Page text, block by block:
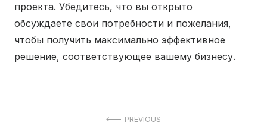
проекта. Убедитесь, что вы открыто
обсуждаете свои потребности и пожелания,
чтобы получить максимально эффективное
решение, соответствующее вашему бизнесу.
PREVIOUS